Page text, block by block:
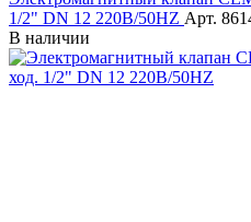
1/2" DN 12 220В/50HZ Арт.
В наличии